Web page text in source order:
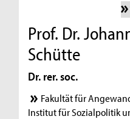
Prof. Dr.
Schütte
Dr. rer. soc.
Fakultät für
Institut für Sozialpolitik